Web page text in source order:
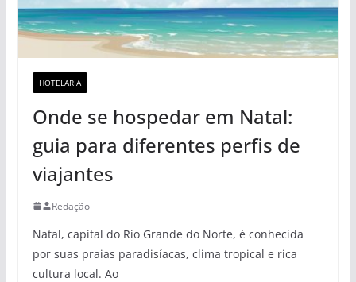
HOTELARIA
Onde se hospedar em Natal:
guia para diferentes perfis de
viajantes
Redação
Natal, capital do Rio Grande do Norte, é conhecida
por suas praias paradisíacas, clima tropical e rica
cultura local. Ao